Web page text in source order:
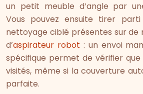
un petit meuble d’angle par
Vous pouvez ensuite tirer
nettoyage ciblé présentes sur de
d’aspirateur robot : un envoi
spécifique permet de vérifier
visités, même si la couverture
parfaite.